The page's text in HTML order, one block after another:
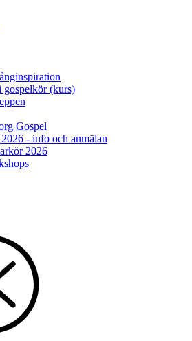
gospelkör (kurs)
Gospel
- info och anmälan
2026